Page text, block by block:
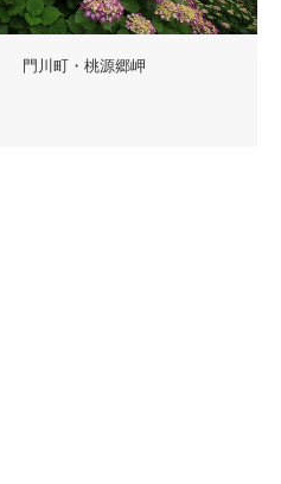
門川町・桃源郷岬